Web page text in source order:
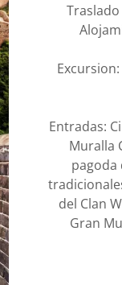
Entradas:
Muralla
pagoda
del Clan
Gran